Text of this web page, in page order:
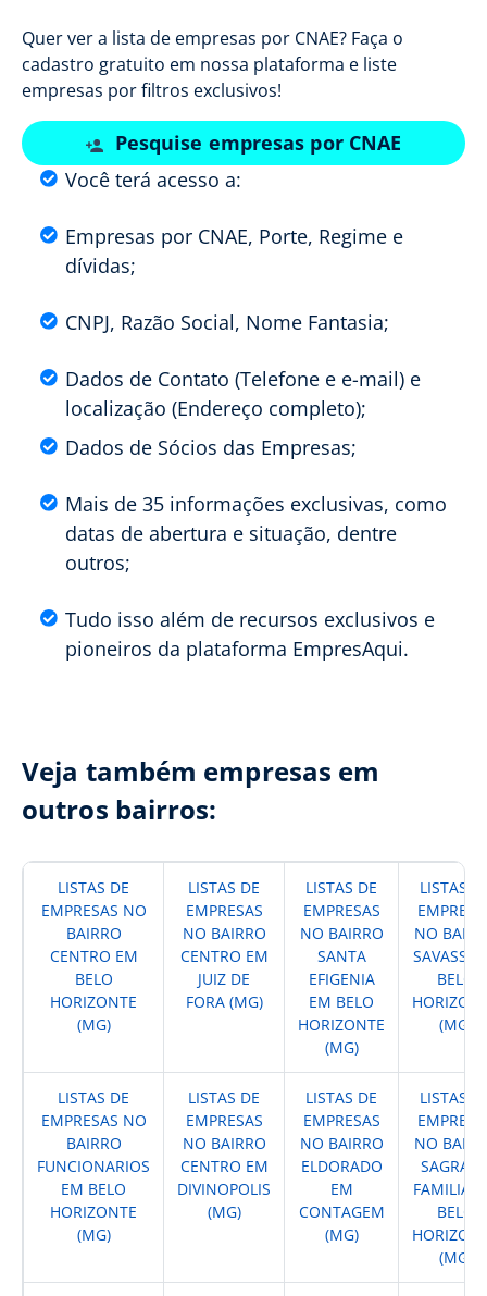
Quer ver a lista de empresas por CNAE? Faça o
cadastro gratuito em nossa plataforma e liste
empresas por filtros exclusivos!
Pesquise empresas por CNAE
Você terá acesso a:
Empresas por CNAE, Porte, Regime e
dívidas;
CNPJ, Razão Social, Nome Fantasia;
Dados de Contato (Telefone e e-mail) e
localização (Endereço completo);
Dados de Sócios das Empresas;
Mais de 35 informações exclusivas, como
datas de abertura e situação, dentre
outros;
Tudo isso além de recursos exclusivos e
pioneiros da plataforma EmpresAqui.
Veja também empresas em
outros bairros:
LISTAS DE
EMPRESAS NO
BAIRRO
CENTRO EM
BELO
HORIZONTE
(MG)
LISTAS DE
EMPRESAS
NO BAIRRO
CENTRO EM
JUIZ DE
FORA (MG)
LISTAS DE
EMPRESAS
NO BAIRRO
SANTA
EFIGENIA
EM BELO
HORIZONTE
(MG)
LISTAS
NO
SAVASSI
BELO
(MG)
LISTAS DE
EMPRESAS NO
BAIRRO
FUNCIONARIOS
EM BELO
HORIZONTE
(MG)
LISTAS DE
EMPRESAS
NO BAIRRO
CENTRO EM
DIVINOPOLIS
(MG)
LISTAS DE
EMPRESAS
NO BAIRRO
ELDORADO
EM
CONTAGEM
(MG)
LISTAS
NO
FAMILIA
BELO
(MG)